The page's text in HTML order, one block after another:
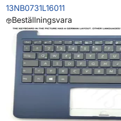
13NB0731L16011
Beställningsvara